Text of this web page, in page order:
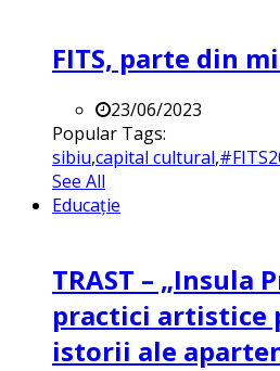
FITS, parte din
23/06/2023
Popular Tags:
sibiu,capital cultural,
See All
Educație
TRAST – „Insula
practici artistice
istorii ale